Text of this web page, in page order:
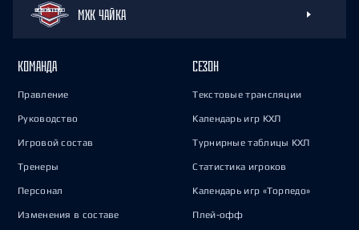
МХК ЧАЙКА
КОМАНДА
Правление
Руководство
Игровой состав
Тренеры
Персонал
Изменения в составе
СЕЗОН
Текстовые трансляции
Календарь игр КХЛ
Турнирные таблицы КХЛ
Статистика игроков
Календарь игр «Торпедо»
Плей-офф